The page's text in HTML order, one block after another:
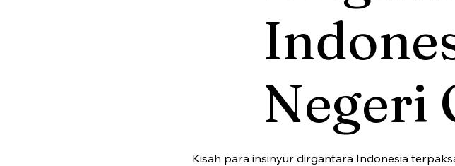
Negeri
Kisah para insinyur dirgantara Indonesia